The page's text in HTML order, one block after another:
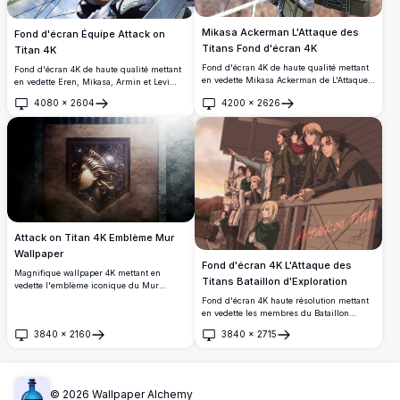
Fond d'écran Équipe Attack on
Titan 4K
Fond d'écran 4K de haute qualité mettant
en vedette Eren, Mikasa, Armin et Levi
dynamiques avec l'équipement ODM.
Superbe œuvre d'art animé présentant
l'équipe d'élite du Bataillon d'Exploration
en formation de bataille intense contre un
arrière-plan de ciel dramatique, parfait
pour les fonds d'écran de bureau.
4080 × 2604
Ouvrir
Mikasa Ackerman L'Attaque des
Titans Fond d'écran 4K
Fond d'écran 4K de haute qualité mettant
en vedette Mikasa Ackerman de L'Attaque
dynamique avec l'équipement ODM.
Magnifique œuvre d'art anime présentant
la soldate habile du Bataillon d'Exploration
avec son écharpe rouge signature sur un
fond de ciel lumineux.
4200 × 2626
Ouvrir
Attack on Titan 4K Emblème Mur
Wallpaper
Magnifique wallpaper 4K mettant en
vedette l'emblème iconique du Mur
pierre patinée, parfait pour les fans
3840 × 2160
Ouvrir
Fond d'écran 4K L'Attaque des
Titans Bataillon d'Exploration
Fond d'écran 4K haute résolution mettant
en vedette les membres du Bataillon
réunis sur une plateforme en bois au
3840 × 2715
Ouvrir
© 2026 Wallpaper Alchemy